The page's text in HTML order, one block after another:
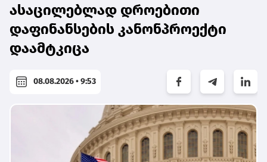
ასაცილებლად დროებითი
დაფინანსების კანონპროექტი
დაამტკიცა
08.08.2026 • 9:53